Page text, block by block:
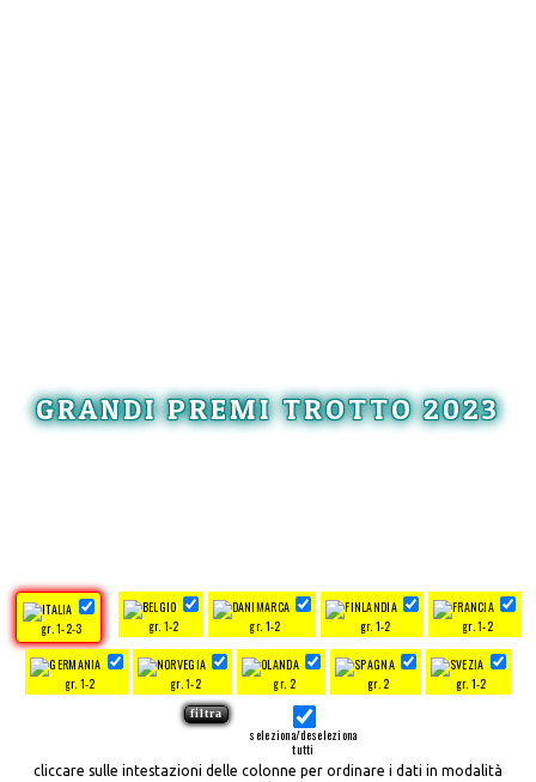
GRANDI PREMI TROTTO 2023
gr. 1-2-3 gr. 1-2 gr. 1-2 gr. 1-2 gr. 1-2
gr. 1-2 gr. 1-2 gr. 2 gr. 2 gr. 1-2
seleziona/deseleziona
tutti
cliccare sulle intestazioni delle colonne per ordinare i dati in modalità